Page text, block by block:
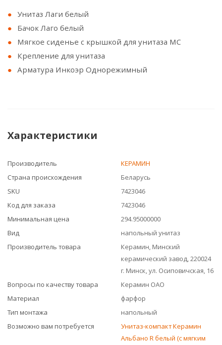
Унитаз Лаги белый
Бачок Лаго белый
Мягкое сиденье с крышкой для унитаза МС
Крепление для унитаза
Арматура Инкоэр Однорежимный
Характеристики
Производитель
КЕРАМИН
Страна происхождения
Беларусь
SKU
7423046
Код для заказа
7423046
Минимальная цена
294.95000000
Вид
напольный унитаз
Производитель товара
Керамин, Минский
керамический завод, 220024
г. Минск, ул. Осиповичская, 16
Вопросы по качеству товара
Керамин ОАО
Материал
фарфор
Тип монтажа
напольный
Возможно вам потребуется
Унитаз-компакт Керамин
Альбано R белый (с мягким